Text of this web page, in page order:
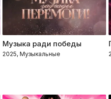
Импровизация, Интеллектуальное
Музыка ради победы
2025, Музыкальные